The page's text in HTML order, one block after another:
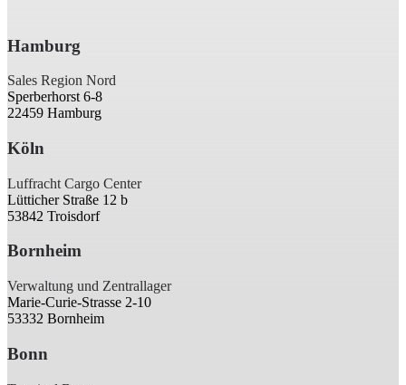
Hamburg
Sales Region Nord
Sperberhorst 6-8
22459 Hamburg
Köln
Luffracht Cargo Center
Lütticher Straße 12 b
53842 Troisdorf
Bornheim
Verwaltung und Zentrallager
Marie-Curie-Strasse 2-10
53332 Bornheim
Bonn